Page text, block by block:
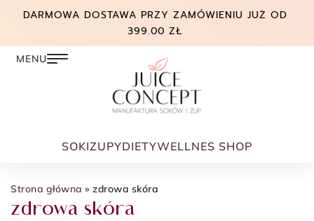
DARMOWA DOSTAWA PRZY ZAMÓWIENIU JUŻ OD
399.00 ZŁ
SOKIZUPYDIETYWELLNES SHOP
Strona główna » zdrowa skóra
zdrowa skóra